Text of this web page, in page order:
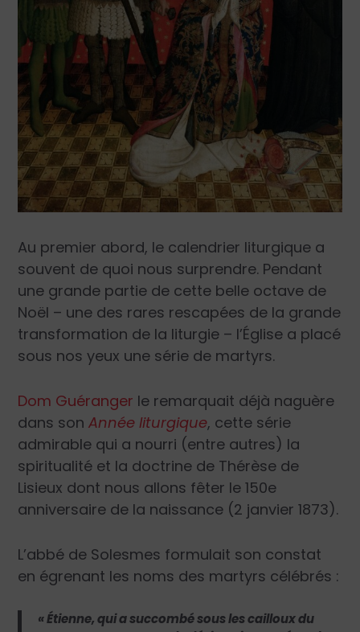
Au premier abord, le calendrier liturgique a
souvent de quoi nous surprendre. Pendant
une grande partie de cette belle octave de
Noël – une des rares rescapées de la grande
transformation de la liturgie – l’Église a placé
sous nos yeux une série de martyrs.
Dom Guéranger le remarquait déjà naguère
dans sonAnnée liturgique, cette série
admirable qui a nourri (entre autres) la
spiritualité et la doctrine de Thérèse de
Lisieux dont nous allons fêter le 150e
anniversaire de la naissance (2 janvier 1873).
L’abbé de Solesmes formulait son constat
en égrenant les noms des martyrs célébrés :
« Étienne, qui a succombé sous les cailloux du